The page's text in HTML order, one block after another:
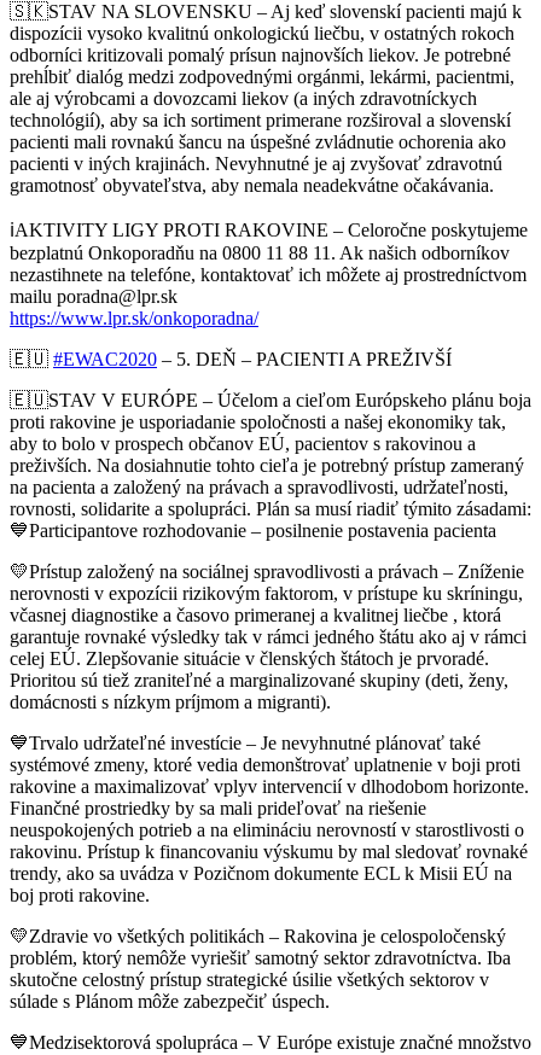
🇸🇰STAV NA SLOVENSKU – Aj keď slovenskí pacienti majú k
dispozícii vysoko kvalitnú onkologickú liečbu, v ostatných rokoch
odborníci kritizovali pomalý prísun najnovších liekov. Je potrebné
prehĺbiť dialóg medzi zodpovednými orgánmi, lekármi, pacientmi,
ale aj výrobcami a dovozcami liekov (a iných zdravotníckych
technológií), aby sa ich sortiment primerane rozširoval a slovenskí
pacienti mali rovnakú šancu na úspešné zvládnutie ochorenia ako
pacienti v iných krajinách. Nevyhnutné je aj zvyšovať zdravotnú
gramotnosť obyvateľstva, aby nemala neadekvátne očakávania.
ℹ️AKTIVITY LIGY PROTI RAKOVINE – Celoročne poskytujeme
bezplatnú Onkoporadňu na 0800 11 88 11. Ak našich odborníkov
nezastihnete na telefóne, kontaktovať ich môžete aj prostredníctvom
mailu poradna@lpr.sk
https://www.lpr.sk/onkoporadna/
🇪🇺 #EWAC2020 – 5. DEŇ – PACIENTI A PREŽIVŠÍ
🇪🇺STAV V EURÓPE – Účelom a cieľom Európskeho plánu boja
proti rakovine je usporiadanie spoločnosti a našej ekonomiky tak,
aby to bolo v prospech občanov EÚ, pacientov s rakovinou a
preživších. Na dosiahnutie tohto cieľa je potrebný prístup zameraný
na pacienta a založený na právach a spravodlivosti, udržateľnosti,
rovnosti, solidarite a spolupráci. Plán sa musí riadiť týmito zásadami:
💙Participantove rozhodovanie – posilnenie postavenia pacienta
💛Prístup založený na sociálnej spravodlivosti a právach – Zníženie
nerovnosti v expozícii rizikovým faktorom, v prístupe ku skríningu,
včasnej diagnostike a časovo primeranej a kvalitnej liečbe , ktorá
garantuje rovnaké výsledky tak v rámci jedného štátu ako aj v rámci
celej EÚ. Zlepšovanie situácie v členských štátoch je prvoradé.
Prioritou sú tiež zraniteľné a marginalizované skupiny (deti, ženy,
domácnosti s nízkym príjmom a migranti).
💙Trvalo udržateľné investície – Je nevyhnutné plánovať také
systémové zmeny, ktoré vedia demonštrovať uplatnenie v boji proti
rakovine a maximalizovať vplyv intervencií v dlhodobom horizonte.
Finančné prostriedky by sa mali prideľovať na riešenie
neuspokojených potrieb a na elimináciu nerovností v starostlivosti o
rakovinu. Prístup k financovaniu výskumu by mal sledovať rovnaké
trendy, ako sa uvádza v Pozičnom dokumente ECL k Misii EÚ na
boj proti rakovine.
💛Zdravie vo všetkých politikách – Rakovina je celospoločenský
problém, ktorý nemôže vyriešiť samotný sektor zdravotníctva. Iba
skutočne celostný prístup strategické úsilie všetkých sektorov v
súlade s Plánom môže zabezpečiť úspech.
💙Medzisektorová spolupráca – V Európe existuje značné množstvo